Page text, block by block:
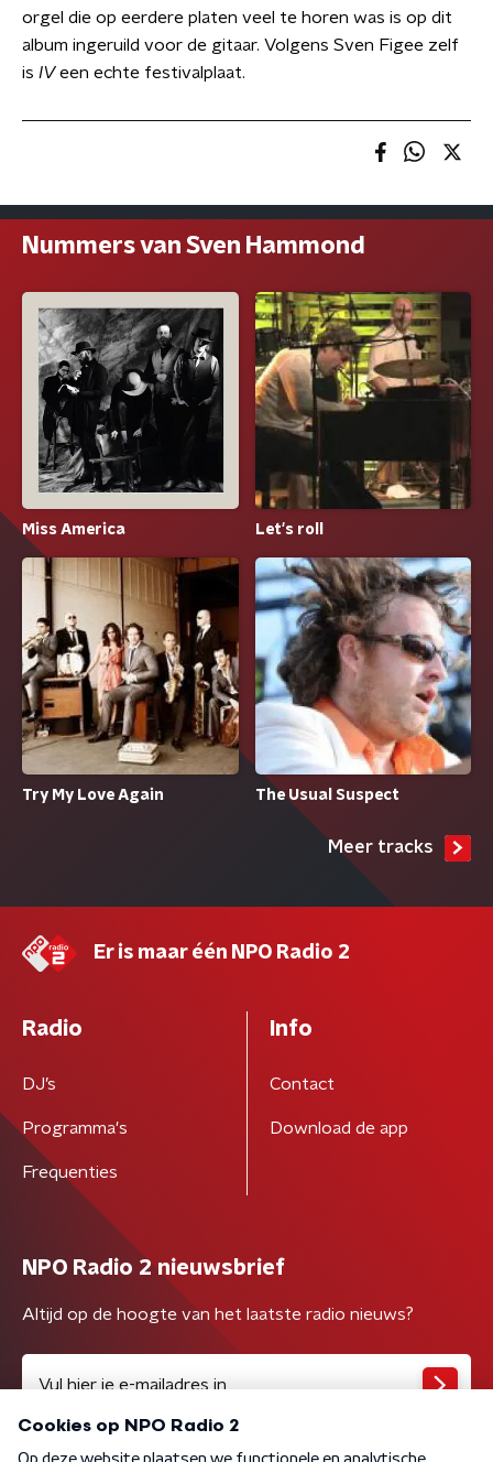
orgel die op eerdere platen veel te horen was is op dit
album ingeruild voor de gitaar. Volgens Sven Figee zelf
is IVeen echte festivalplaat.
Nummers van Sven Hammond
Miss America Let's roll
Try My Love Again The Usual Suspect
Meer tracks
Er is maar één NPO Radio 2
Radio
DJ’s
Programma's
Frequenties
Info
Contact
Download de app
NPO Radio 2 nieuwsbrief
Altijd op de hoogte van het laatste radio nieuws?